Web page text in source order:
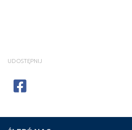
UDOSTĘPNIJ